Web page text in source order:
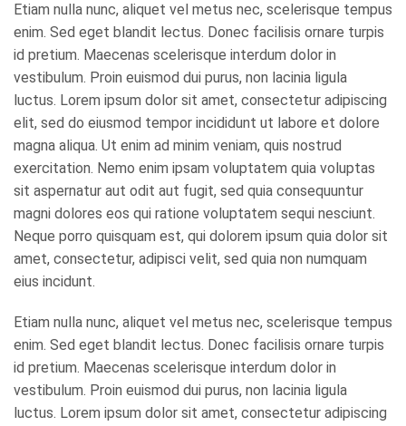
Etiam nulla nunc, aliquet vel metus nec, scelerisque tempus
enim. Sed eget blandit lectus. Donec facilisis ornare turpis
id pretium. Maecenas scelerisque interdum dolor in
vestibulum. Proin euismod dui purus, non lacinia ligula
luctus. Lorem ipsum dolor sit amet, consectetur adipiscing
elit, sed do eiusmod tempor incididunt ut labore et dolore
magna aliqua. Ut enim ad minim veniam, quis nostrud
exercitation. Nemo enim ipsam voluptatem quia voluptas
sit aspernatur aut odit aut fugit, sed quia consequuntur
magni dolores eos qui ratione voluptatem sequi nesciunt.
Neque porro quisquam est, qui dolorem ipsum quia dolor sit
amet, consectetur, adipisci velit, sed quia non numquam
eius incidunt.
Etiam nulla nunc, aliquet vel metus nec, scelerisque tempus
enim. Sed eget blandit lectus. Donec facilisis ornare turpis
id pretium. Maecenas scelerisque interdum dolor in
vestibulum. Proin euismod dui purus, non lacinia ligula
luctus. Lorem ipsum dolor sit amet, consectetur adipiscing